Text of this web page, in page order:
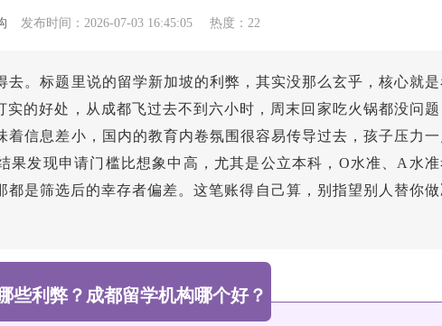
发布时间：2026-07-03 16:45:05 热度：22
。标题里说的留学新加坡的利弊，其实没那么玄乎，核心就是
的好处，从成都飞过去不到六小时，周末回家吃火锅都没问题
信息差小，国内的教育内卷氛围很容易传导过去，孩子压力一
果发现申请门槛比想象中高，尤其是公立本科，O水准、A水准
都是筛选后的幸存者偏差。这笔账得自己算，别指望别人替你做
些利弊？成都留学机构哪个好？